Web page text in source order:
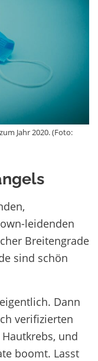
Jahr 2020. (Foto:
leidenden
Breitengrade
sind schön
Dann
verifizierten
und
boomt. Lasst